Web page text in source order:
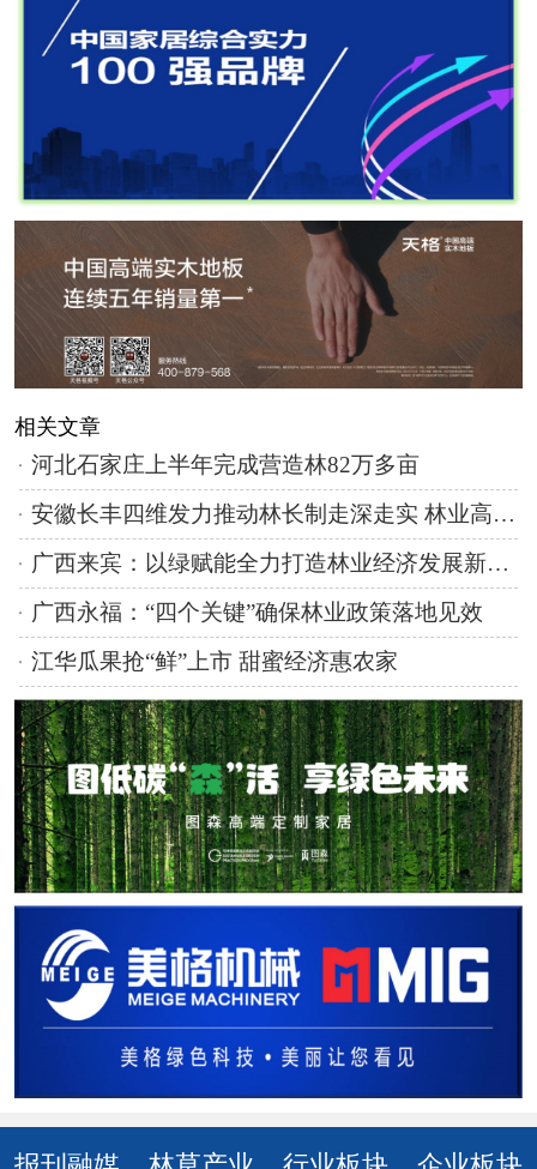
相关文章
河北石家庄上半年完成营造林82万多亩
安徽长丰四维发力推动林长制走深走实 林业高质量发展成效显著
广西来宾：以绿赋能全力打造林业经济发展新引擎
广西永福：“四个关键”确保林业政策落地见效
江华瓜果抢“鲜”上市 甜蜜经济惠农家